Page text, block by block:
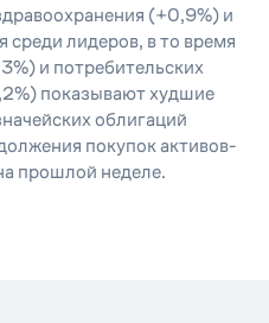
(+0,9%) и
лидеров, в то время
и потребительских
показывают худшие
облигаций
покупок активов-
прошлой неделе.